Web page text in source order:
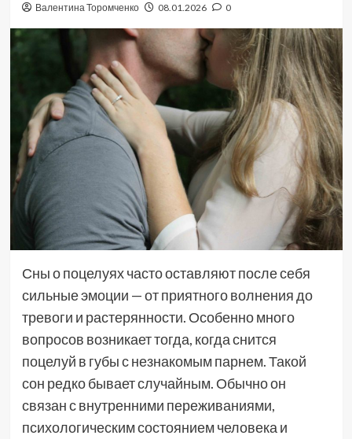
Валентина Торомченко 08.01.2026 0
Сны о поцелуях часто оставляют после себя
сильные эмоции — от приятного волнения до
тревоги и растерянности. Особенно много
вопросов возникает тогда, когда снится
поцелуй в губы с незнакомым парнем. Такой
сон редко бывает случайным. Обычно он
связан с внутренними переживаниями,
психологическим состоянием человека и